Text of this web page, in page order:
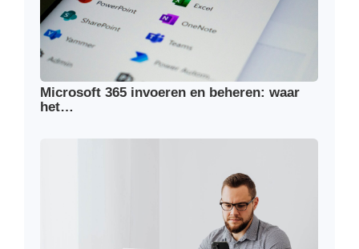
Microsoft 365 invoeren en beheren: waar
het…